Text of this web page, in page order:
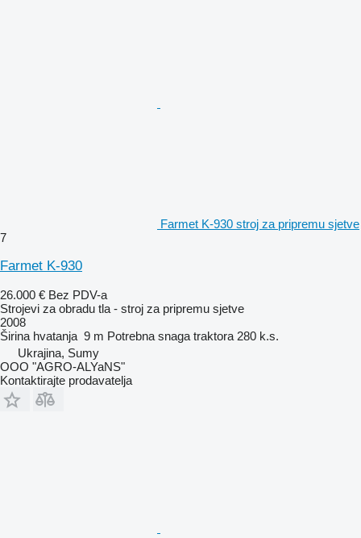
Farmet K-930 stroj za pripremu sjetve
7
Farmet K-930
26.000 € Bez PDV-a
Strojevi za obradu tla - stroj za pripremu sjetve
2008
Širina hvatanja 9 m Potrebna snaga traktora 280 k.s.
Ukrajina, Sumy
OOO "AGRO-ALYaNS"
Kontaktirajte prodavatelja